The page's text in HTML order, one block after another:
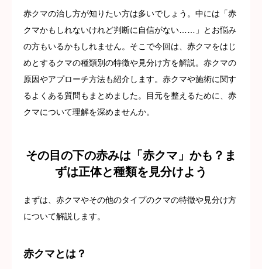
赤クマの治し方が知りたい方は多いでしょう。中には「赤
クマかもしれないけれど判断に自信がない……」とお悩み
の方もいるかもしれません。そこで今回は、赤クマをはじ
めとするクマの種類別の特徴や見分け方を解説。赤クマの
原因やアプローチ方法も紹介します。赤クマや施術に関す
るよくある質問もまとめました。目元を整えるために、赤
クマについて理解を深めませんか。
その目の下の赤みは「赤クマ」かも？ま
ずは正体と種類を見分けよう
まずは、赤クマやその他のタイプのクマの特徴や見分け方
について解説します。
赤クマとは？